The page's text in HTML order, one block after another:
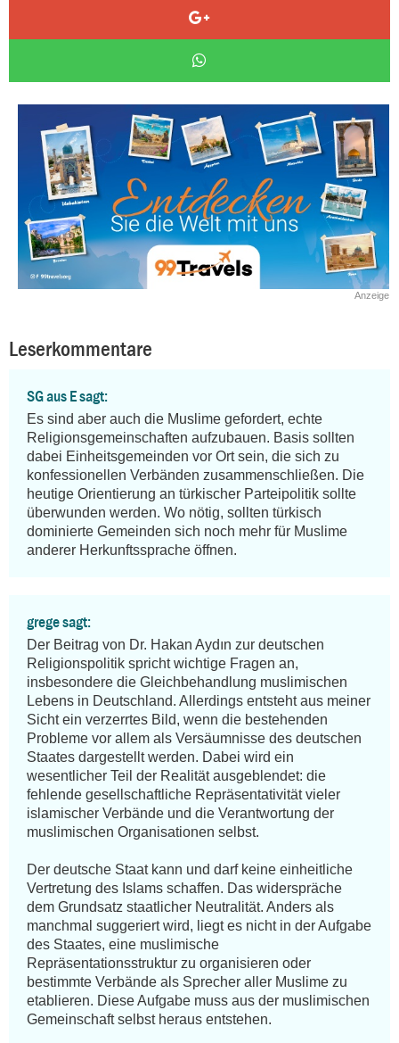
Anzeige
Leserkommentare
SG aus E sagt:
Es sind aber auch die Muslime gefordert, echte
Religionsgemeinschaften aufzubauen. Basis sollten
dabei Einheitsgemeinden vor Ort sein, die sich zu
konfessionellen Verbänden zusammenschließen. Die
heutige Orientierung an türkischer Parteipolitik sollte
überwunden werden. Wo nötig, sollten türkisch
dominierte Gemeinden sich noch mehr für Muslime
anderer Herkunftssprache öffnen.
grege sagt:
Der Beitrag von Dr. Hakan Aydın zur deutschen
Religionspolitik spricht wichtige Fragen an,
insbesondere die Gleichbehandlung muslimischen
Lebens in Deutschland. Allerdings entsteht aus meiner
Sicht ein verzerrtes Bild, wenn die bestehenden
Probleme vor allem als Versäumnisse des deutschen
Staates dargestellt werden. Dabei wird ein
wesentlicher Teil der Realität ausgeblendet: die
fehlende gesellschaftliche Repräsentativität vieler
islamischer Verbände und die Verantwortung der
muslimischen Organisationen selbst.
Der deutsche Staat kann und darf keine einheitliche
Vertretung des Islams schaffen. Das widerspräche
dem Grundsatz staatlicher Neutralität. Anders als
manchmal suggeriert wird, liegt es nicht in der Aufgabe
des Staates, eine muslimische
Repräsentationsstruktur zu organisieren oder
bestimmte Verbände als Sprecher aller Muslime zu
etablieren. Diese Aufgabe muss aus der muslimischen
Gemeinschaft selbst heraus entstehen.